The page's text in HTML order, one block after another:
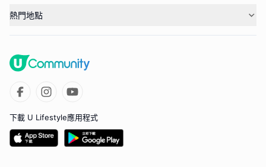
熱門地點
下載 U Lifestyle應用程式